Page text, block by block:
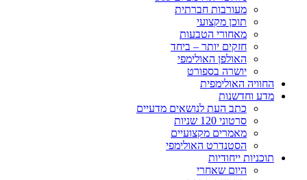
מעורבות חברתית
תוכן מקצועי
מאחורי הטבעות
חזקים יותר – ביחד
האולפן האולימפי
יושרה בספורט
החוויה האולימפית
מדע וחדשנות
כתב העת לנושאים מדעיים
סרטוני 120 שניות
מאמרים מקצועיים
הסטנדרט האולימפי
תוכניות ייחודיות
היום שאחרי